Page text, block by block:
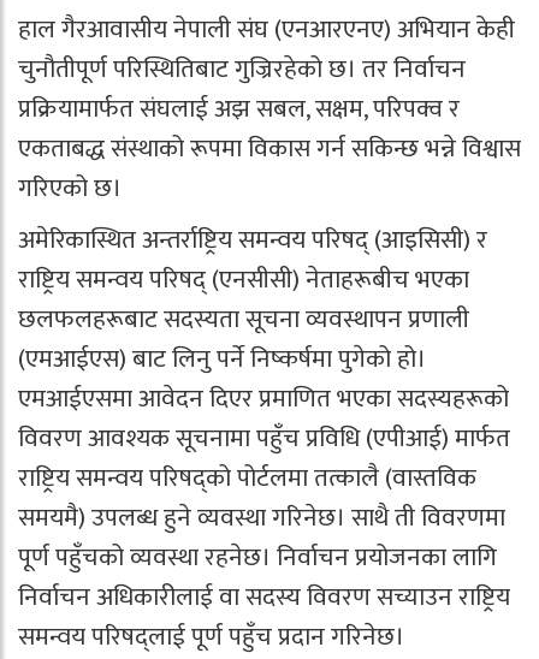
हाल गैरआवासीय नेपाली संघ (एनआरएनए) अभियान केही
चुनौतीपूर्ण परिस्थितिबाट गुज्रिरहेको छ। तर निर्वाचन
प्रक्रियामार्फत संघलाई अझ सबल, सक्षम, परिपक्व र
एकताबद्ध संस्थाको रूपमा विकास गर्न सकिन्छ भन्ने विश्वास
गरिएको छ।
अमेरिकास्थित अन्तर्राष्ट्रिय समन्वय परिषद् (आइसिसी) र
राष्ट्रिय समन्वय परिषद् (एनसीसी) नेताहरूबीच भएका
छलफलहरूबाट सदस्यता सूचना व्यवस्थापन प्रणाली
(एमआईएस) बाट लिनु पर्ने निष्कर्षमा पुगेको हो।
एमआईएसमा आवेदन दिएर प्रमाणित भएका सदस्यहरूको
विवरण आवश्यक सूचनामा पहुँच प्रविधि (एपीआई) मार्फत
राष्ट्रिय समन्वय परिषद्को पोर्टलमा तत्कालै (वास्तविक
समयमै) उपलब्ध हुने व्यवस्था गरिनेछ। साथै ती विवरणमा
पूर्ण पहुँचको व्यवस्था रहनेछ। निर्वाचन प्रयोजनका लागि
निर्वाचन अधिकारीलाई वा सदस्य विवरण सच्याउन राष्ट्रिय
समन्वय परिषद्लाई पूर्ण पहुँच प्रदान गरिनेछ।